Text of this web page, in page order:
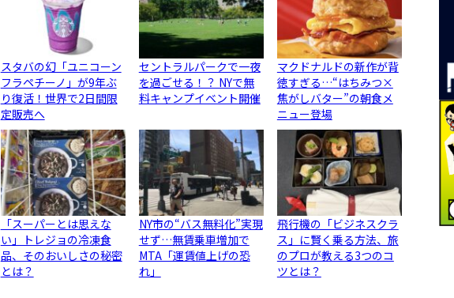
スタバの幻「ユニコーン
フラペチーノ」が9年ぶ
り復活！世界で2日間限
定販売へ
セントラルパークで一夜
を過ごせる！？ NYで無
料キャンプイベント開催
マクドナルドの新作が背
徳すぎる…“はちみつ×
焦がしバター”の朝食メ
ニュー登場
「スーパーとは思えな
い」トレジョの冷凍食
品、そのおいしさの秘密
とは？
NY市の“バス無料化”実現
せず…無賃乗車増加で
MTA「運賃値上げの恐
れ」
飛行機の「ビジネスクラ
ス」に賢く乗る方法、旅
のプロが教える3つのコ
ツとは？